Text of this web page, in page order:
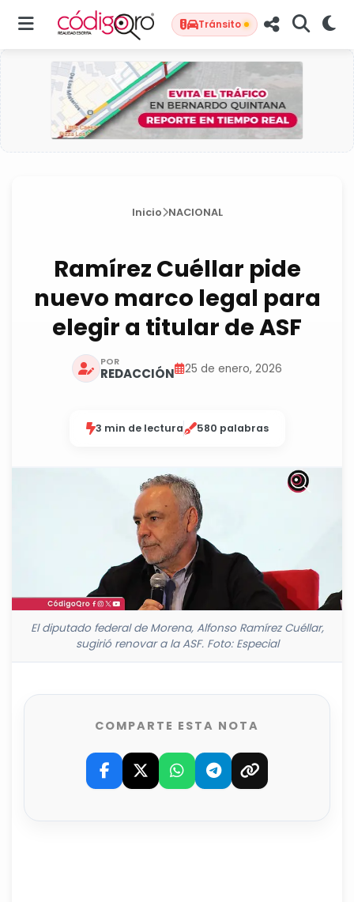
Tránsito
Inicio NACIONAL
Ramírez Cuéllar pide
nuevo marco legal para
elegir a titular de ASF
POR
REDACCIÓN 25 de enero, 2026
3 min de lectura 580 palabras
El diputado federal de Morena, Alfonso Ramírez Cuéllar,
sugirió renovar a la ASF. Foto: Especial
COMPARTE ESTA NOTA